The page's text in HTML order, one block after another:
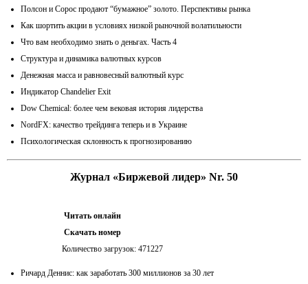
Полсон и Сорос продают “бумажное” золото. Перспективы рынка
Как шортить акции в условиях низкой рыночной волатильности
Что вам необходимо знать о деньгах. Часть 4
Структура и динамика валютных курсов
Денежная масса и равновесный валютный курс
Индикатор Chandelier Exit
Dow Chemical: более чем вековая история лидерства
NordFX: качество трейдинга теперь и в Украине
Психологическая склонность к прогнозированию
Журнал «Биржевой лидер» Nr. 50
Читать онлайн
Скачать номер
Количество загрузок: 471227
Ричард Деннис: как заработать 300 миллионов за 30 лет